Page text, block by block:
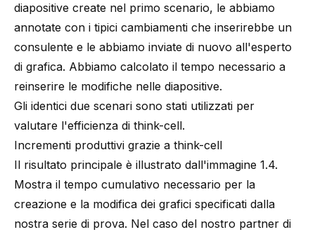
diapositive create nel primo scenario, le abbiamo
annotate con i tipici cambiamenti che inserirebbe un
consulente e le abbiamo inviate di nuovo all'esperto
di grafica. Abbiamo calcolato il tempo necessario a
reinserire le modifiche nelle diapositive.
Gli identici due scenari sono stati utilizzati per
valutare l'efficienza di think-cell.
Incrementi produttivi grazie a think-cell
Il risultato principale è illustrato dall'immagine 1.4.
Mostra il tempo cumulativo necessario per la
creazione e la modifica dei grafici specificati dalla
nostra serie di prova. Nel caso del nostro partner di